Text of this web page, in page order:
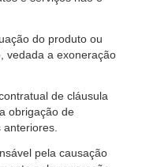
do produto ou
vedada a exoneração
de cláusula
obrigação de
pela causação